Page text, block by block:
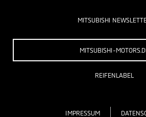
MITSUBISHI
MITSUBISHI-
REIFENLABEL
IMPRESSUM